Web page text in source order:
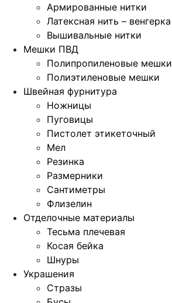
Армированные нитки
Латексная нить – венгерка
Вышивальные нитки
Мешки ПВД
Полипропиленовые мешки
Полиэтиленовые мешки
Швейная фурнитура
Ножницы
Пуговицы
Пистолет этикеточный
Мел
Резинка
Размерники
Сантиметры
Флизелин
Отделочные материалы
Тесьма плечевая
Косая бейка
Шнуры
Украшения
Стразы